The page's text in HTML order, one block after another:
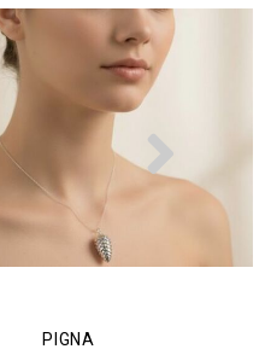
PIGNA